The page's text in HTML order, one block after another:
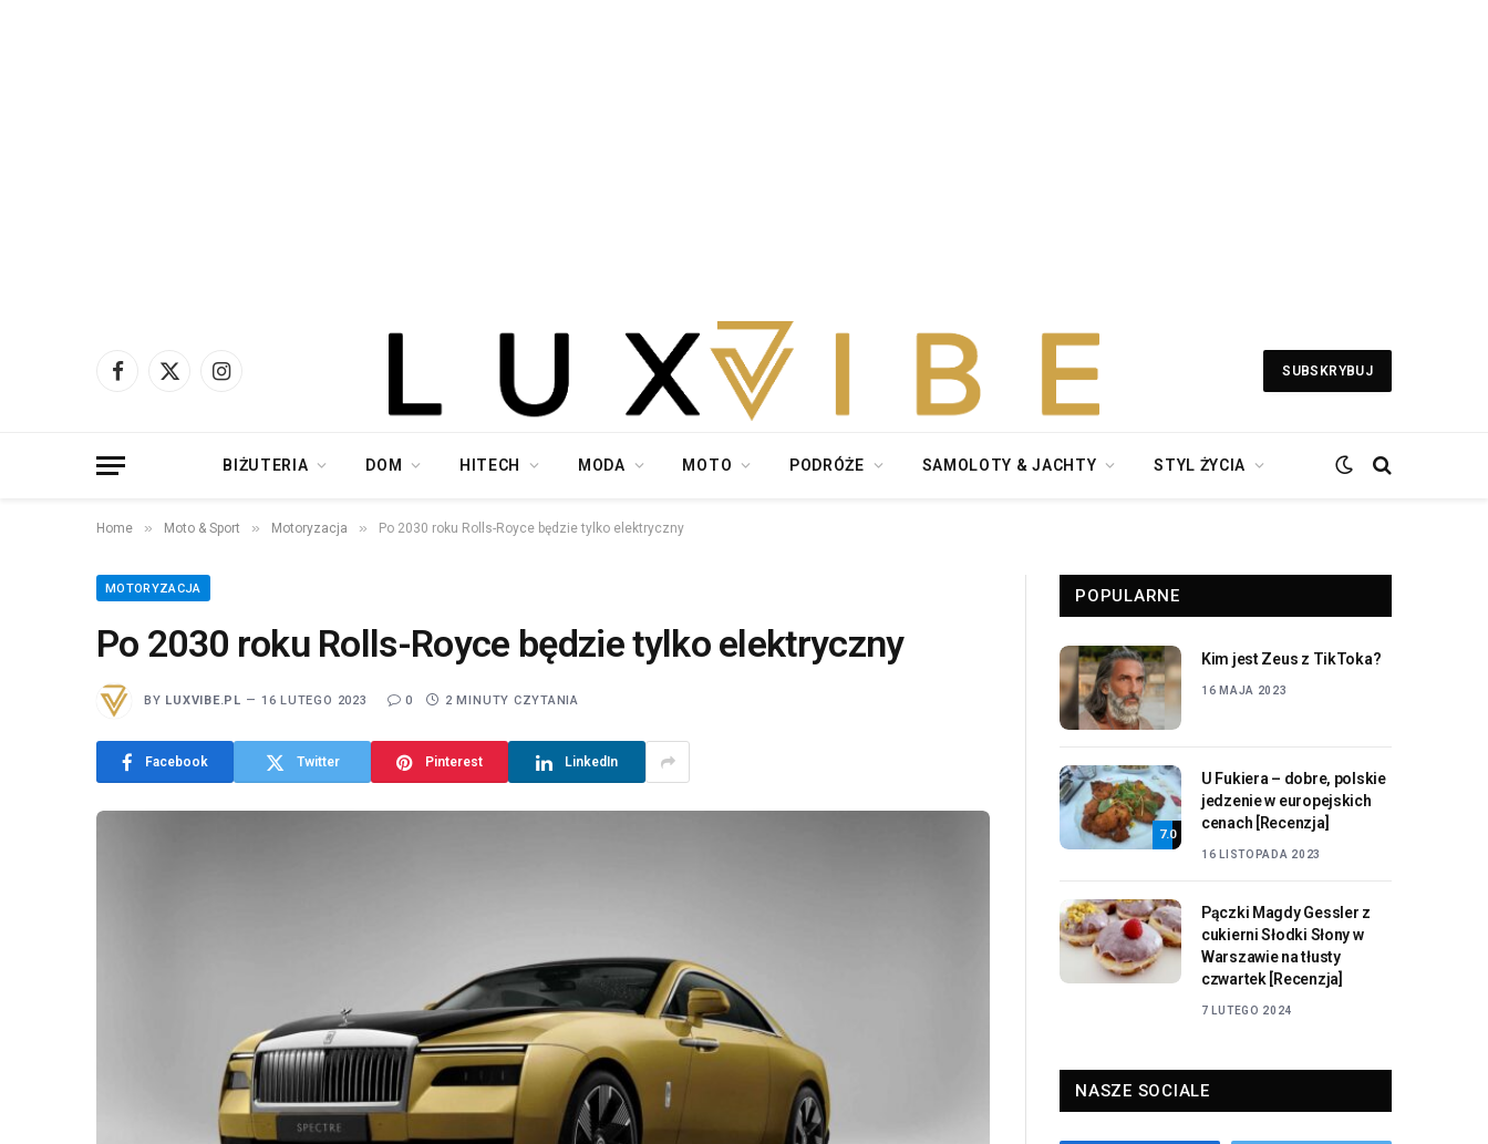
Facebook
X
Instagram
SUBSKRYBUJ
BIŻUTERIA DOM HITECH MODA MOTO PODRÓŻE SAMOLOTY & JACHTY STYL ŻYCIA
Home » Moto & Sport » Motoryzacja » Po 2030 roku Rolls-Royce będzie tylko elektryczny
MOTORYZACJA
Po 2030 roku Rolls-Royce będzie tylko elektryczny
BY LUXVIBE.PL 16 LUTEGO 2023 0 2 MINUTY CZYTANIA
Facebook Twitter Pinterest LinkedIn
POPULARNE
Kim jest Zeus z TikToka?
16 MAJA 2023
7.0
U Fukiera – dobre, polskie
jedzenie w europejskich
cenach [Recenzja]
16 LISTOPADA 2023
Pączki Magdy Gessler z
cukierni Słodki Słony w
Warszawie na tłusty
czwartek [Recenzja]
7 LUTEGO 2024
NASZE SOCIALE